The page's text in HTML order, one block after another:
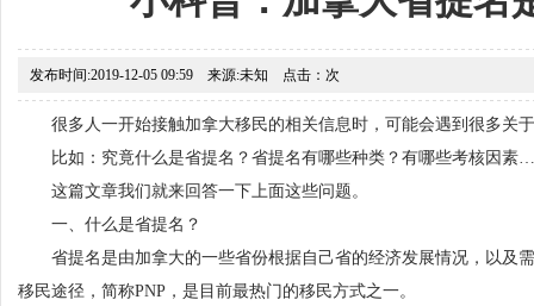
发布时间:2019-12-05 09:59 来源:未知 点击： 次
很多人一开始接触加拿大移民的相关信息时，可能会遇到很多关于
比如：究竟什么是省提名？省提名有哪些种类？有哪些考核因
这篇文章我们就来回答一下上面这些问题。
一、什么是省提名？
省提名是由加拿大的一些省份根据自己省的经济发展情况，以及
移民途径，简称PNP，是目前最热门的移民方式之一。